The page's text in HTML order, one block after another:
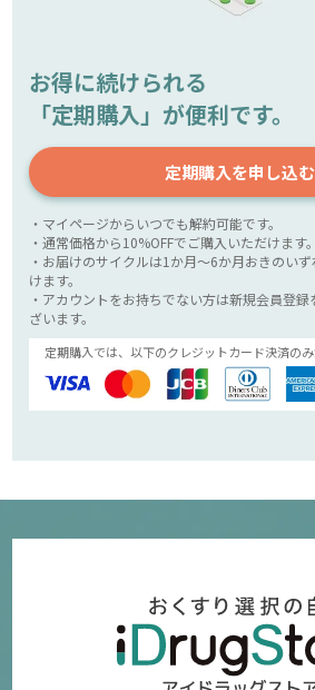
お得に続けられる
「定期購入」が便利です。
定期購入を申し込
・マイページからいつでも解約可能です。
・通常価格から10%OFFでご購入いただけます。
・お届けのサイクルは1か月～6か月おきのい
けます。
・アカウントをお持ちでない方は新規会員登
ざいます。
定期購入では、以下のクレジットカード決済のみ